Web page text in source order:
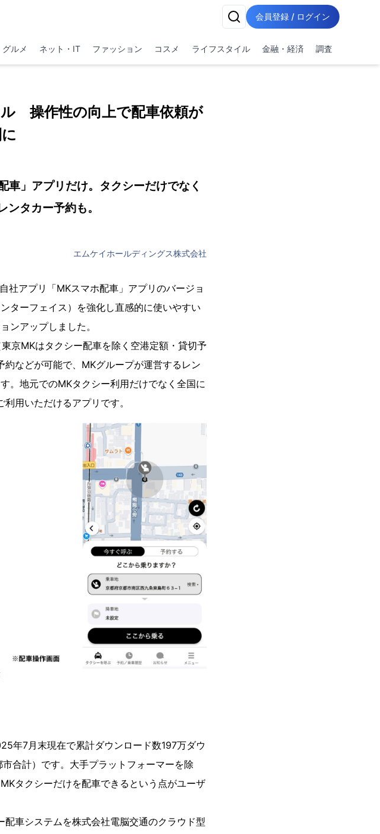
会員登録 / ログイン
グルメ ネット・IT ファッション コスメ ライフスタイル 金融・経済 調査
操作性の向上で配車依頼が
」アプリだけ。タクシーだけでなく
ンタカー予約も。
エムケイホールディングス株式会社
社アプリ「MKスマホ配車」アプリのバージョ
ターフェイス）を強化し直感的に使いやすい
ンアップしました。
京MKはタクシー配車を除く空港定額・貸切予
などが可能で、MKグループが運営するレン
。地元でのMKタクシー利用だけでなく全国に
用いただけるアプリです。
年7月末現在で累計ダウンロード数197万ダウ
合計）です。大手プラットフォーマーを除
タクシーだけを配車できるという点がユーザ
車システムを株式会社電脳交通のクラウド型